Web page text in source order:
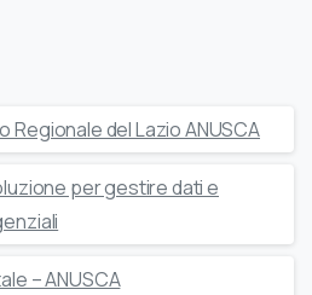
Regionale del Lazio ANUSCA
per gestire dati e
– ANUSCA